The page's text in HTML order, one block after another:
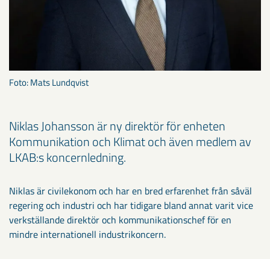
Foto: Mats Lundqvist
Niklas Johansson är ny direktör för enheten
Kommunikation och Klimat och även medlem av
LKAB:s koncernledning.
Niklas är civilekonom och har en bred erfarenhet från såväl
regering och industri och har tidigare bland annat varit vice
verkställande direktör och kommunikationschef för en
mindre internationell industrikoncern.